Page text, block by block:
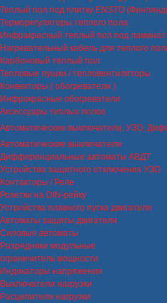
Теплый пол под плитку ENSTO
Терморегуляторы теплого пола
Инфракрасный теплый пол под ламинат
Нагревательный кабель для теплого
Карбоновый теплый пол
Тепловые пушки / тепловентиляторы
Конвекторы ( обогреватели )
Инфракрасные обогреватели
Аксессуары теплых полов
Автоматические выключатели, УЗО,
Автоматические выключатели
Дифференциальные автоматы АВДТ
Устройства защитного отключения УЗО
Контакторы / Реле
Розетки на DIN-рейку
Устройства плавного пуска двигателя
Автоматы защиты двигателя
Силовые автоматы
Разрядники модульные
ограничитель мощности
Индикаторы напряжения
Выключатели нагрузки
Расцепители нагрузки